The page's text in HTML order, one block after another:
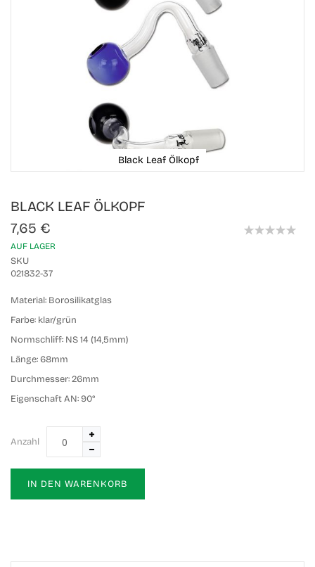
BLACK LEAF ÖLKOPF
7,65 €
AUF LAGER
SKU
021832-37
Material: Borosilikatglas
Farbe: klar/grün
Normschliff: NS 14 (14,5mm)
Länge:68mm
Durchmesser:26mm
Eigenschaft AN:90°
Anzahl
IN DEN WARENKORB
Black Leaf Ölkopf
to
beginning
of
images
gallery